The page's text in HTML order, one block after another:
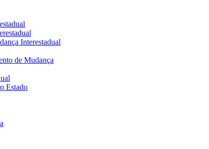
Interestadual
de Mudança
Estado